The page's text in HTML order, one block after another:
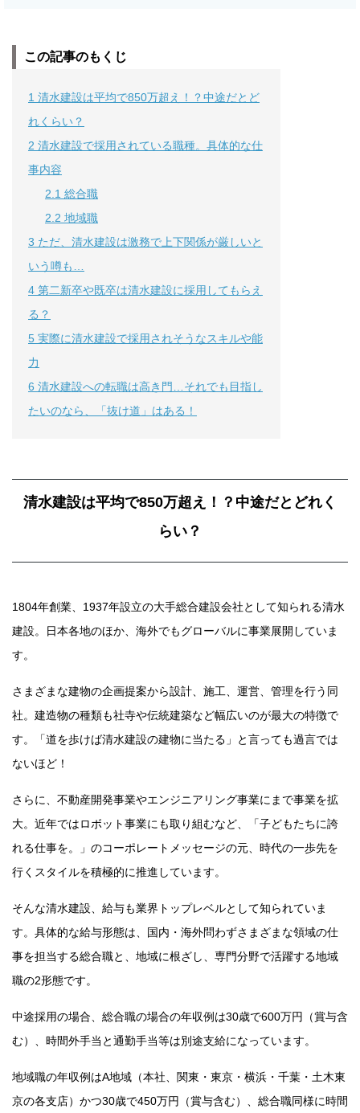
この記事のもくじ
1 清水建設は平均で850万超え！？中途だとど
れくらい？
2 清水建設で採用されている職種。具体的な仕
事内容
2.1 総合職
2.2 地域職
3 ただ、清水建設は激務で上下関係が厳しいと
いう噂も…
4 第二新卒や既卒は清水建設に採用してもらえ
る？
5 実際に清水建設で採用されそうなスキルや能
力
6 清水建設への転職は高き門…それでも目指し
たいのなら、「抜け道」はある！
清水建設は平均で850万超え！？中途だとどれく
らい？
1804年創業、1937年設立の大手総合建設会社として知られる清水
建設。日本各地のほか、海外でもグローバルに事業展開していま
す。
さまざまな建物の企画提案から設計、施工、運営、管理を行う同
社。建造物の種類も社寺や伝統建築など幅広いのが最大の特徴で
す。「道を歩けば清水建設の建物に当たる」と言っても過言では
ないほど！
さらに、不動産開発事業やエンジニアリング事業にまで事業を拡
大。近年ではロボット事業にも取り組むなど、「子どもたちに誇
れる仕事を。」のコーポレートメッセージの元、時代の一歩先を
行くスタイルを積極的に推進しています。
そんな清水建設、給与も業界トップレベルとして知られていま
す。具体的な給与形態は、国内・海外問わずさまざまな領域の仕
事を担当する総合職と、地域に根ざし、専門分野で活躍する地域
職の2形態です。
中途採用の場合、総合職の場合の年収例は30歳で600万円（賞与含
む）、時間外手当と通勤手当等は別途支給になっています。
地域職の年収例はA地域（本社、関東・東京・横浜・千葉・土木東
京の各支店）かつ30歳で450万円（賞与含む）、総合職同様に時間